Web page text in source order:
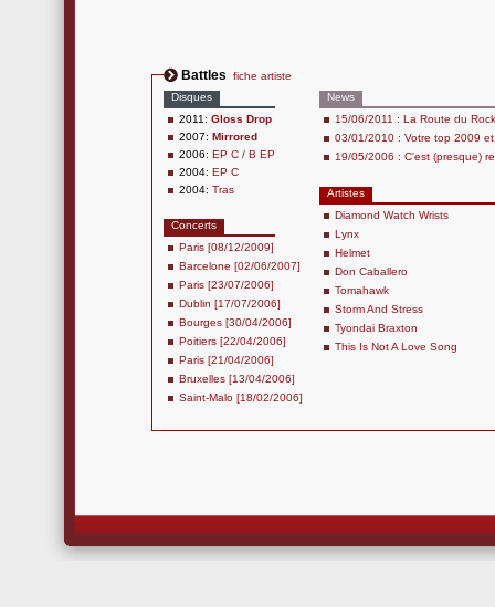
Battles
fiche artiste
Disques
2011: Gloss Drop
2007: Mirrored
2006: EP C / B EP
2004: EP C
2004: Tras
Concerts
Paris [08/12/2009]
Barcelone [02/06/2007]
Paris [23/07/2006]
Dublin [17/07/2006]
Bourges [30/04/2006]
Poitiers [22/04/2006]
Paris [21/04/2006]
Bruxelles [13/04/2006]
Saint-Malo [18/02/2006]
News
15/06/2011 : La Route du
03/01/2010 : Votre top 2009
19/05/2006 : C'est (presque)
Artistes
Diamond Watch Wrists
Lynx
Helmet
Don Caballero
Tomahawk
Storm And Stress
Tyondai Braxton
This Is Not A Love Song